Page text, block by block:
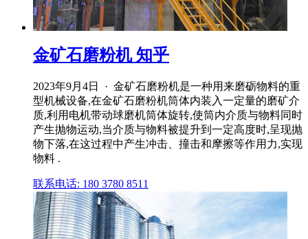
金矿石磨粉机 知乎
2023年9月4日 · 金矿石磨粉机是一种用来磨砺物料的重
型机械设备,在金矿石磨粉机筒体内装入一定量的磨矿介
质,利用电机带动球磨机筒体旋转,使筒内介质与物料同时
产生抛物运动,当介质与物料被提升到一定高度时,呈现抛
物下落,在这过程中产生冲击、撞击和摩擦等作用力,实现
物料 .
联系电话: 180 3780 8511